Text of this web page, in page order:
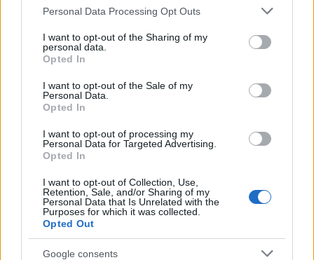
Please note that this website/app uses one or more Google
not limited to your visit or usage behaviour. You may click to
grant or deny consent to Google and its third-party tags to
use your data for below specified purposes in below Google
consent section.
Personal Data Processing Opt Outs
I want to opt-out of the Sharing of my
personal data.
Opted In
I want to opt-out of the Sale of my
Personal Data.
Opted In
I want to opt-out of processing my
Personal Data for Targeted Advertising.
Opted In
I want to opt-out of Collection, Use,
Retention, Sale, and/or Sharing of my
Personal Data that Is Unrelated with the
Purposes for which it was collected.
Opted Out
Google consents
Makáts Csaba: Hajdú István
Makáts, főtanácsos:Gáti Oszkár
Julcsa:Nagy Cecíliae.h
Tóbiás:Vida Péter
Közreműködnek:
Fekete Mária(zongora 1)
Termes Rita(zongora 2)
Riha Emil / Bíró Rudolf
(dob)
Szendőfi Balázs(basszusgitár)
Faith Tibor / Veér Bertalan
Varga Mátyás
tervei alapján készítette:
Galambos Péter
Jelmeztervező:Torday Hajnal(Jászai-díjas)
A táncokat